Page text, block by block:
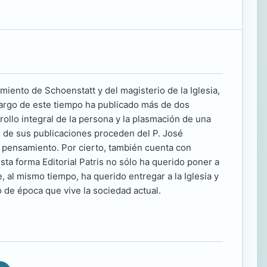
de Schoenstatt y del magisterio de la Iglesia,
de este tiempo ha publicado más de dos
integral de la persona y la plasmación de una
sus publicaciones proceden del P. José
Por cierto, también cuenta con
forma Editorial Patris no sólo ha querido poner a
mismo tiempo, ha querido entregar a la Iglesia y
época que vive la sociedad actual.